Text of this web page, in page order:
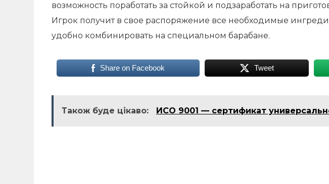
возможность поработать за стойкой и подзаработать на
Игрок получит в свое распоряжение все необходимые
удобно комбинировать на специальном барабане.
Share on Facebook Tweet
Також буде цікаво: ИСО 9001 — сертификат